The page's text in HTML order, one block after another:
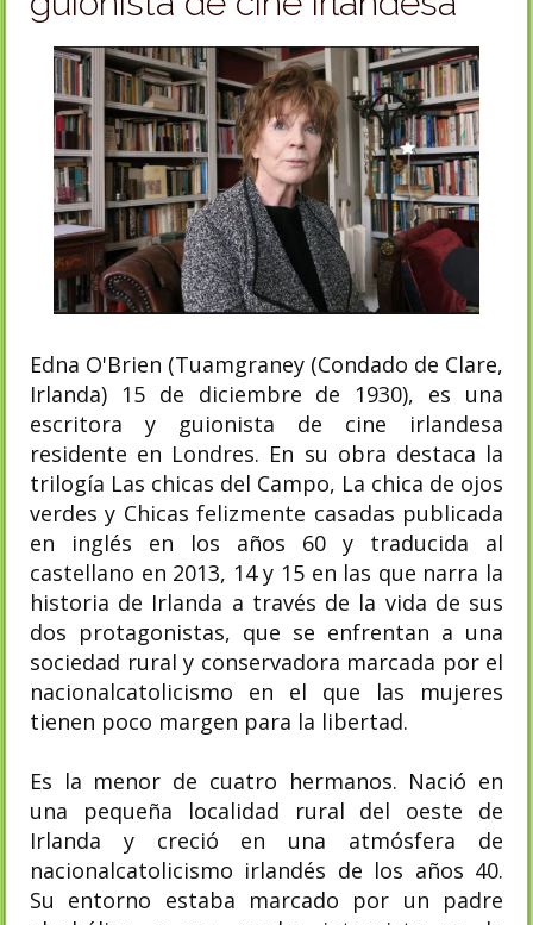
Edna O'Brien (Tuamgraney (Condado de Clare,
Irlanda) 15 de diciembre de 1930), es una
escritora y guionista de cine irlandesa
residente en Londres. En su obra destaca la
trilogía Las chicas del Campo, La chica de ojos
verdes y Chicas felizmente casadas publicada
en inglés en los años 60 y traducida al
castellano en 2013, 14 y 15 en las que narra la
historia de Irlanda a través de la vida de sus
dos protagonistas, que se enfrentan a una
sociedad rural y conservadora marcada por el
nacionalcatolicismo en el que las mujeres
tienen poco margen para la libertad.
Es la menor de cuatro hermanos. Nació en
una pequeña localidad rural del oeste de
Irlanda y creció en una atmósfera de
nacionalcatolicismo irlandés de los años 40.
Su entorno estaba marcado por un padre